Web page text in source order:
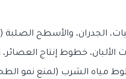
الجدران، والأسطح الصلبة
الألبان، خطوط إنتاج
مياه الشرب (لمنع نمو